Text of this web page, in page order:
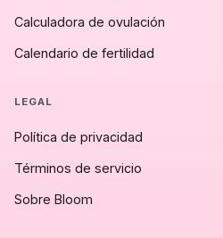
Calculadora de ovulación
Calendario de fertilidad
LEGAL
Política de privacidad
Términos de servicio
Sobre Bloom